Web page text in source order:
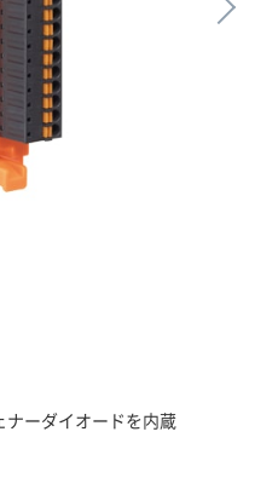
ーダイオードを内蔵